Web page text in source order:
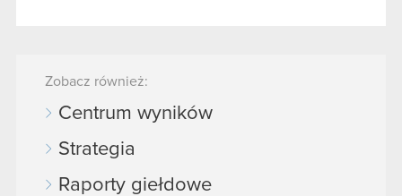
Zobacz również:
Centrum wyników
Strategia
Raporty giełdowe